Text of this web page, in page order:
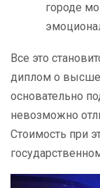
городе
Все это
диплом о
основательно
невозможно
Стоимость при